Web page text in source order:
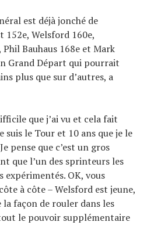
est déjà jonché de
152e, Welsford 160e,
Bauhaus 168e et Mark
Grand Départ qui pourrait
plus que sur d’autres, a
que j’ai vu et cela fait
suis le Tour et 10 ans que je le
pense que c’est un gros
que l’un des sprinteurs les
expérimentés. OK, vous
à côte – Welsford est jeune,
la façon de rouler dans les
le pouvoir supplémentaire